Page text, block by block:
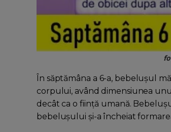
În săptămâna a 6-a, bebelușul
corpului, având dimensiunea
decât ca o ființă umană.
bebelușului și-a încheiat